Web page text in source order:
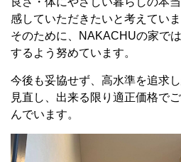
感していただきたいと考えていま
そのために、NAKACHUの家で
するよう努めています。
今後も妥協せず、高水準を追求
見直し、出来る限り適正価格で
んでいます。